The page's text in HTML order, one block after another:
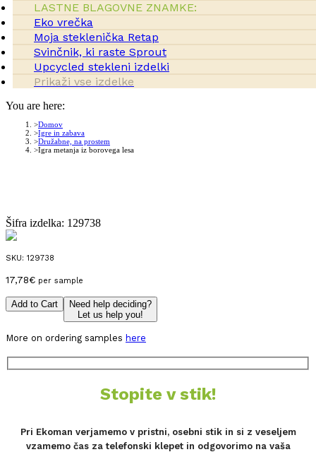
LASTNE BLAGOVNE ZNAMKE:
Eko vrečka
Moja steklenička Retap
Svinčnik, ki raste Sprout
Upcycled stekleni izdelki
Prikaži vse izdelke
You are here:
Domov
Igre in zabava
Družabne, na prostem
Igra metanja iz borovega lesa
Šifra izdelka: 129738
SKU: 129738
17,78€ per sample
Add to Cart
Need help deciding?
Let us help you!
More on ordering samples here
Stopite v stik!
Pri Ekoman verjamemo v pristni, osebni stik in si z veseljem
vzamemo čas za telefonski klepet in odgovorimo na vaša